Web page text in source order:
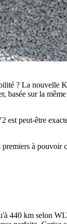
? La
basée sur la
peut-être
à pouvoir
440 km selon